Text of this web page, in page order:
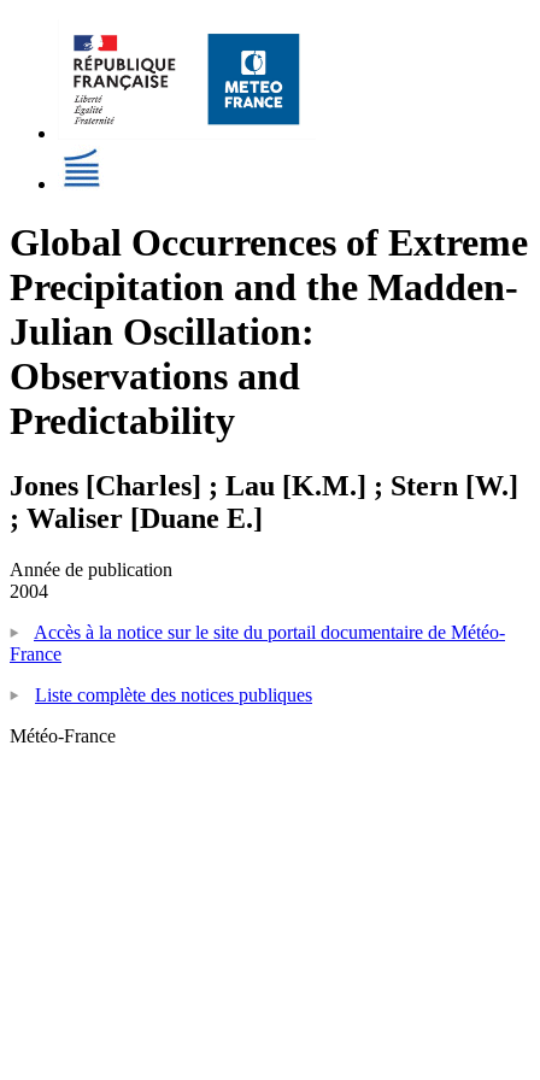
Global Occurrences of Extreme
Precipitation and the Madden-
Julian Oscillation:
Observations and
Predictability
Jones [Charles] ; Lau [K.M.] ; Stern [W.]
; Waliser [Duane E.]
Année de publication
2004
Accès à la notice sur le site du portail documentaire de Météo-
France
Liste complète des notices publiques
Météo-France